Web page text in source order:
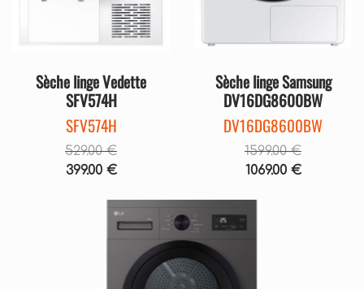
Sèche linge Vedette
SFV574H
SFV574H
529.00 €
399.00 €
Sèche linge Samsung
DV16DG8600BW
DV16DG8600BW
1599.00 €
1069.00 €